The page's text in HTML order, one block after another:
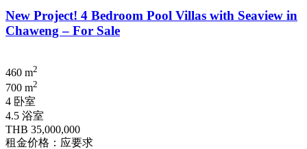
New Project! 4 Bedroom Pool Villas with Seaview in
Chaweng – For Sale
460 m2
700 m2
4 卧室
4.5 浴室
THB 35,000,000
租金价格：应要求